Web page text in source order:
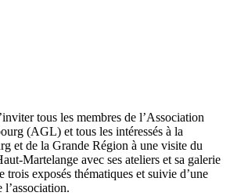
tous les membres de l’Association
(AGL) et tous les intéressés à la
et de la Grande Région à une visite du
Martelange avec ses ateliers et sa galerie
trois exposés thématiques et suivie d’une
l’association.